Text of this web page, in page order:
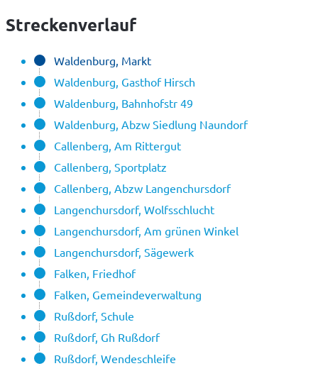
Streckenverlauf
Waldenburg, Markt
Waldenburg, Gasthof Hirsch
Waldenburg, Bahnhofstr 49
Waldenburg, Abzw Siedlung Naundorf
Callenberg, Am Rittergut
Callenberg, Sportplatz
Callenberg, Abzw Langenchursdorf
Langenchursdorf, Wolfsschlucht
Langenchursdorf, Am grünen Winkel
Langenchursdorf, Sägewerk
Falken, Friedhof
Falken, Gemeindeverwaltung
Rußdorf, Schule
Rußdorf, Gh Rußdorf
Rußdorf, Wendeschleife